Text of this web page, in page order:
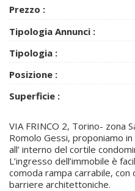
Prezzo :
Tipologia Annunci :
Tipologia :
Posizione :
Superficie :
VIA FRINCO 2, Torino- zona
Romolo Gessi, proponiamo
all’ interno del cortile
L’ingresso dell’immobile è
comoda rampa carrabile,
barriere architettoniche.